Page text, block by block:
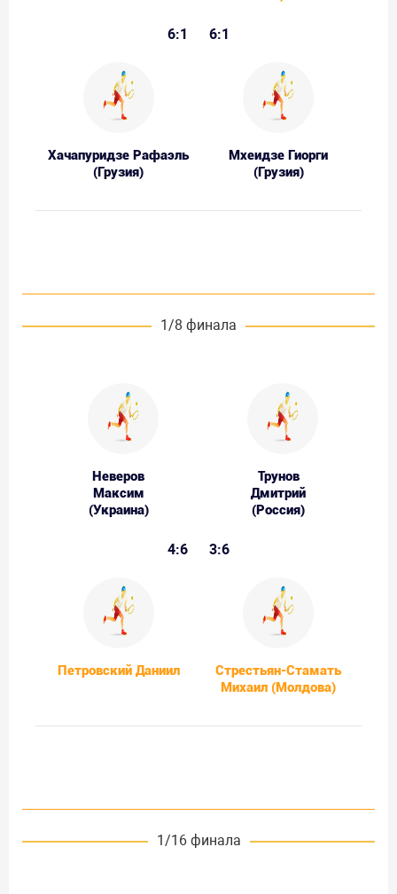
6:1 6:1
Хачапуридзе Рафаэль
(Грузия)
Мхеидзе Гиорги
(Грузия)
1/8 финала
Неверов
Максим
(Украина)
Трунов
Дмитрий
(Россия)
4:6 3:6
Петровский Даниил
Стрестьян-Стамать
Михаил (Молдова)
1/16 финала